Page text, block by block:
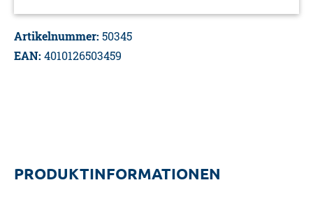
Artikelnummer: 50345
EAN: 4010126503459
PRODUKTINFORMATIONEN